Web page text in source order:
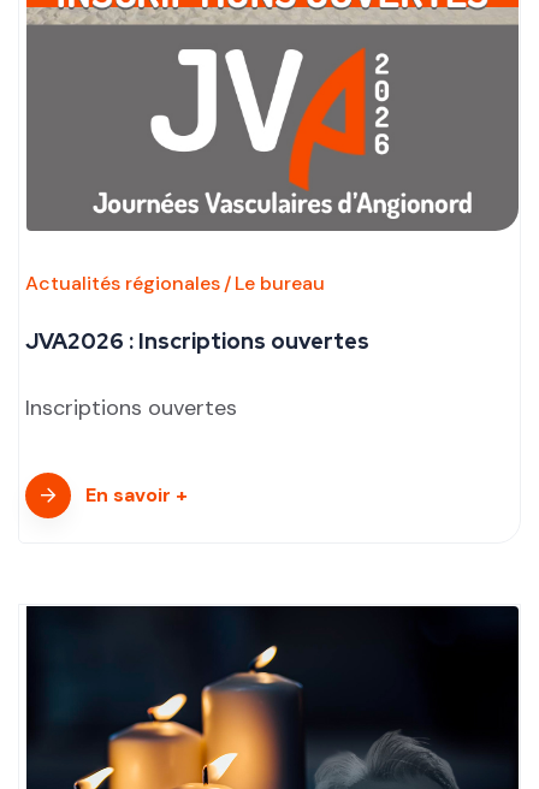
JVA2026 : Inscriptions ouvertes
Actualités régionales Le bureau
Inscriptions ouvertes
En savoir +